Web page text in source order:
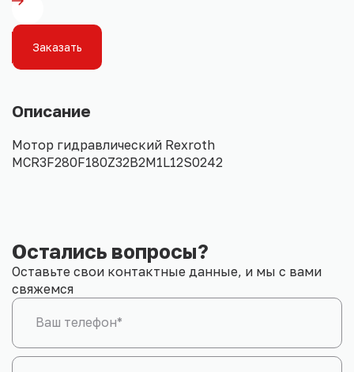
Заказать
Описание
Мотор гидравлический Rexroth
MCR3F280F180Z32B2M1L12S0242
Остались вопросы?
Оставьте свои контактные данные, и мы с вами
свяжемся
Ваш телефон*